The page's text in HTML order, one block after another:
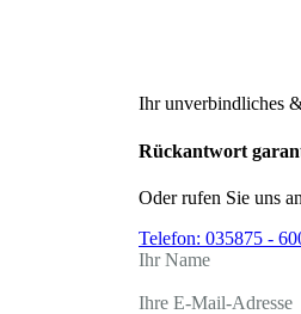
Ihr unverbindliches
Rückantwort
Oder rufen Sie uns
Telefon: 035875 -
Ihr Name
Ihre E-Mail-Adresse